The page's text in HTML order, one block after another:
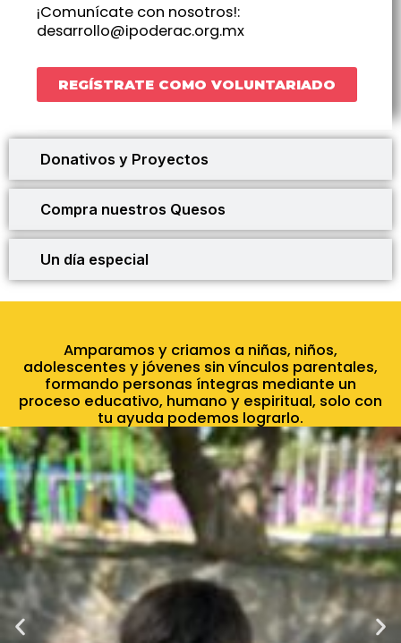
Donativos y Proyectos
Compra nuestros Quesos
Un día especial
¡Comunícate con nosotros!:
desarrollo@ipoderac.org.mx
REGÍSTRATE COMO VOLUNTARIADO
Amparamos y criamos a niñas, niños,
adolescentes y jóvenes sin vínculos parentales,
formando personas íntegras mediante un
proceso educativo, humano y espiritual, solo con
tu ayuda podemos lograrlo.